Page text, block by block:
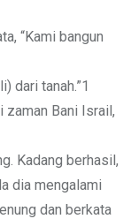
“Kami bangun
dari tanah.”1
zaman Bani Israil,
Kadang berhasil,
dia mengalami
dan berkata